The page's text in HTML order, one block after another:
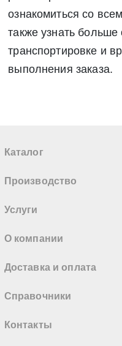
ознакомиться со
также узнать больше
транспортировке и
выполнения заказа.
Каталог
Производство
Услуги
О компании
Доставка и оплата
Справочники
Контакты